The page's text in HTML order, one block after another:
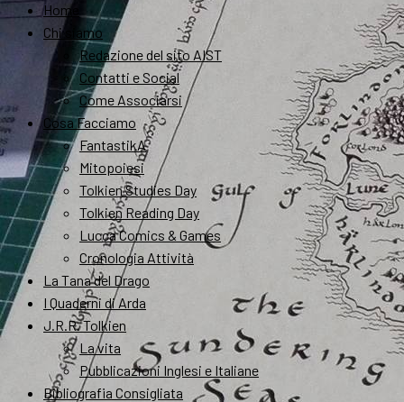
Home
Chi siamo
Redazione del sito AIST
Contatti e Social
Come Associarsi
Cosa Facciamo
FantastikA
Mitopoiesi
Tolkien Studies Day
Tolkien Reading Day
Lucca Comics & Games
Cronologia Attività
La Tana del Drago
I Quaderni di Arda
J.R.R. Tolkien
La vita
Pubblicazioni Inglesi e Italiane
Bibliografia Consigliata